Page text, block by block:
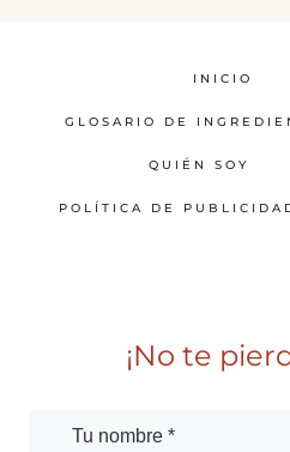
INICIO
GLOSARIO DE
QUIÉN SOY
POLÍTICA DE
¡No te
Tu nombre *